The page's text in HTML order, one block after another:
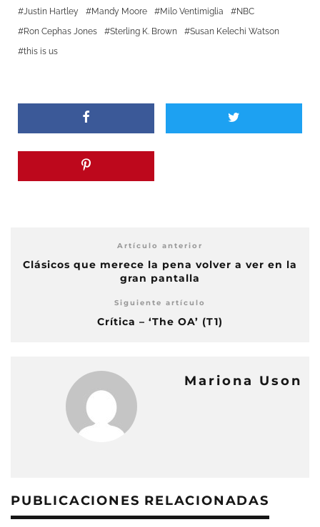
Justin Hartley
Mandy Moore Milo Ventimiglia
NBC
Ron Cephas Jones
Sterling K. Brown
Susan Kelechi Watson
this is us
Artículo anterior
Clásicos que merece la pena volver a ver en la
gran pantalla
Siguiente artículo
Crítica – ‘The OA’ (T1)
Mariona Uson
PUBLICACIONES RELACIONADAS